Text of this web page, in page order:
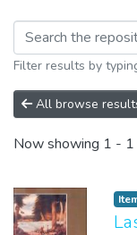
Browsing
Filter results by
All browse
Now showing 1 -